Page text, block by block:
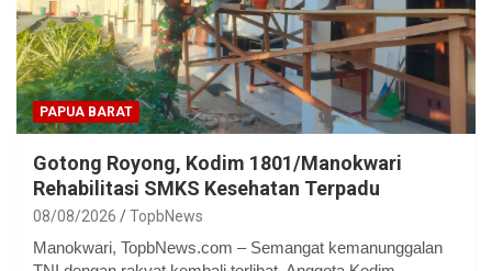
PAPUA BARAT
Gotong Royong, Kodim 1801/Manokwari
Rehabilitasi SMKS Kesehatan Terpadu
08/08/2026 TopbNews
Manokwari, TopbNews.com – Semangat kemanunggalan